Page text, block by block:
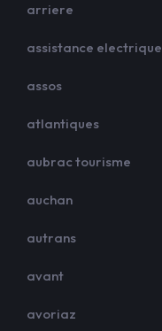
arriere
assistance electrique
assos
atlantiques
aubrac tourisme
auchan
autrans
avant
avoriaz